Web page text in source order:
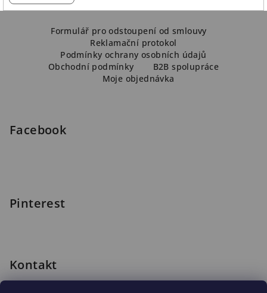
Formulář pro odstoupení od smlouvy
Reklamační protokol
Podmínky ochrany osobních údajů
Obchodní podmínky
B2B spolupráce
Moje objednávka
Facebook
Pinterest
Kontakt